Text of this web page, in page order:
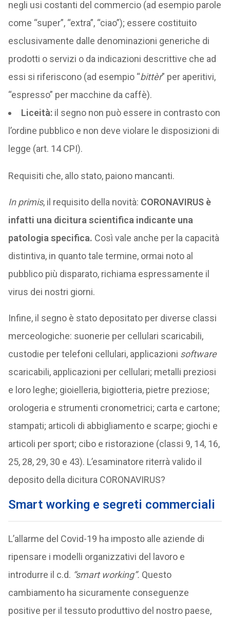
negli usi costanti del commercio (ad esempio parole
come “super”, “extra”, “ciao”); essere costituito
esclusivamente dalle denominazioni generiche di
prodotti o servizi o da indicazioni descrittive che ad
essi si riferiscono (ad esempio “bittèr” per aperitivi,
“espresso” per macchine da caffè).
Liceità: il segno non può essere in contrasto con
l’ordine pubblico e non deve violare le disposizioni di
legge (art. 14 CPI).
Requisiti che, allo stato, paiono mancanti.
In primis, il requisito della novità: CORONAVIRUS è
infatti una dicitura scientifica indicante una
patologia specifica. Così vale anche per la capacità
distintiva, in quanto tale termine, ormai noto al
pubblico più disparato, richiama espressamente il
virus dei nostri giorni.
Infine, il segno è stato depositato per diverse classi
merceologiche: suonerie per cellulari scaricabili,
custodie per telefoni cellulari, applicazioni software
scaricabili, applicazioni per cellulari; metalli preziosi
e loro leghe; gioielleria, bigiotteria, pietre preziose;
orologeria e strumenti cronometrici; carta e cartone;
stampati; articoli di abbigliamento e scarpe; giochi e
articoli per sport; cibo e ristorazione (classi 9, 14, 16,
25, 28, 29, 30 e 43). L’esaminatore riterrà valido il
deposito della dicitura CORONAVIRUS?
Smart working e segreti commerciali
L’allarme del Covid-19 ha imposto alle aziende di
ripensare i modelli organizzativi del lavoro e
introdurre il c.d. “smart working”. Questo
cambiamento ha sicuramente conseguenze
positive per il tessuto produttivo del nostro paese,